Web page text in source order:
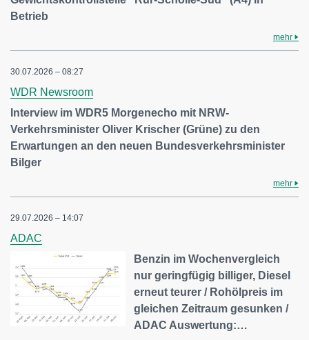
Betrieb
mehr
30.07.2026 – 08:27
WDR Newsroom
Interview im WDR5 Morgenecho mit NRW-
Verkehrsminister Oliver Krischer (Grüne) zu den
Erwartungen an den neuen Bundesverkehrsminister
Bilger
mehr
29.07.2026 – 14:07
ADAC
Benzin im Wochenvergleich
nur geringfügig billiger, Diesel
erneut teurer / Rohölpreis im
gleichen Zeitraum gesunken /
ADAC Auswertung:…